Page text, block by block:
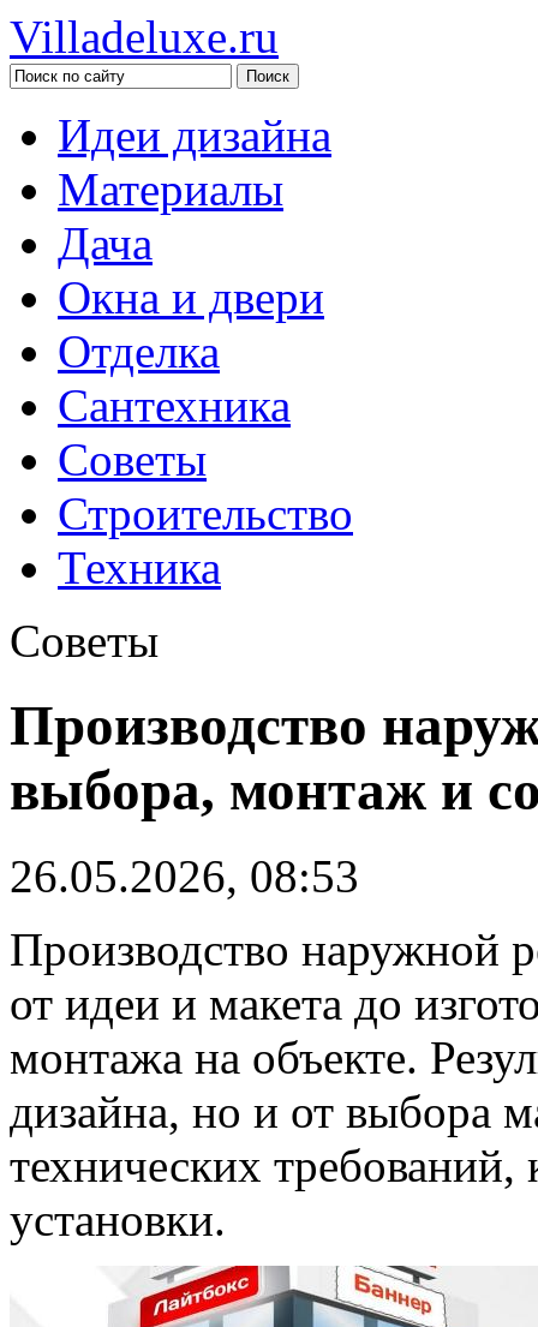
Villadeluxe.ru
Идеи дизайна
Материалы
Дача
Окна и двери
Отделка
Сантехника
Советы
Строительство
Техника
Советы
Производство
выбора, монтаж и
26.05.2026, 08:53
Производство наружной
от идеи и макета до
монтажа на объекте.
дизайна, но и от выбора
технических требований,
установки.